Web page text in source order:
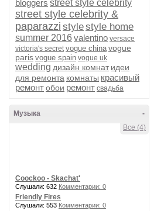
bloggers street style celebrity
street style celebrity &
paparazzi stylestyle home
summer 2016 valentino versace
victoria's secret vogue china vogue
paris vogue spain vogue uk
wedding дизайн комнат идеи
для ремонта комнаты красивый
ремонтобои ремонт свадьба
-
Музыка
Все (4)
Coockoo - Skachat'
Слушали: 632 Комментарии: 0
Friendly Fires
Слушали: 553 Комментарии: 0